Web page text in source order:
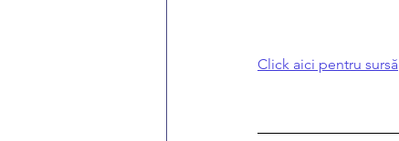
Click aici pentru sursă